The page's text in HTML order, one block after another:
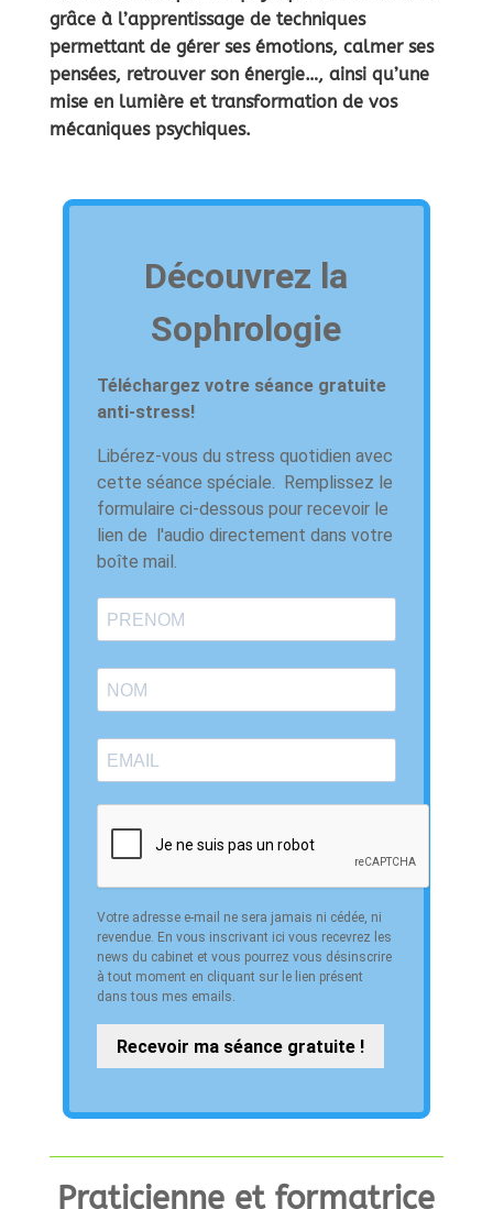
grâce àl’apprentissage de techniques
permettant degérer ses émotions, calmer ses
pensées, retrouver son énergie…, ainsi qu’une
mise en lumière et transformation de vos
mécaniques psychiques.
Découvrez la
Sophrologie
Téléchargez votre séance gratuite
anti-stress!
Libérez-vous du stress quotidien avec
cette séance spéciale. Remplissez le
formulaire ci-dessous pour recevoir le
lien de l'audio directement dans votre
boîte mail.
Votre adresse e-mail ne sera jamais ni cédée, ni
revendue. En vous inscrivant ici vous recevrez les
news du cabinet et vous pourrez vous désinscrire
à tout moment en cliquant sur le lien présent
dans tous mes emails.
Recevoir ma séance gratuite !
Praticienne et formatrice